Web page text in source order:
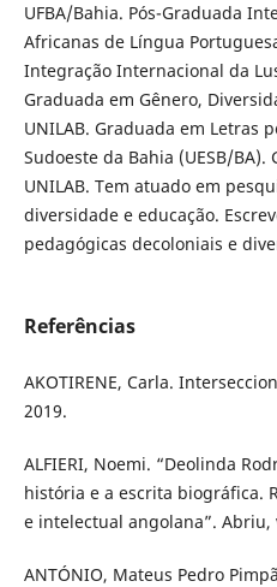
UFBA/Bahia. Pós-Graduada
Africanas de Língua
Integração Internacional da
Graduada em Gênero,
UNILAB. Graduada em Letras
Sudoeste da Bahia (UESB/
UNILAB. Tem atuado em
diversidade e educação.
pedagógicas decoloniais e
Referências
AKOTIRENE, Carla.
2019.
ALFIERI, Noemi. “Deolinda
história e a escrita biográfica.
e intelectual angolana”. Abriu,
ANTÓNIO, Mateus Pedro